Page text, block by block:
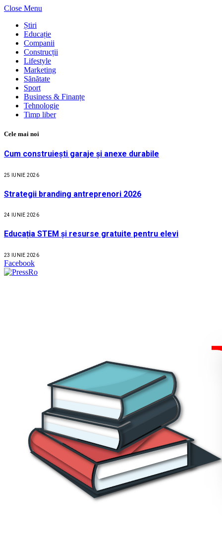
Close Menu
Știri
Educație
Companii
Construcții
Lifestyle
Marketing
Sănătate
Sport
Business & Finanțe
Tehnologie
Timp liber
Cele mai noi
Cum construiești garaje și anexe durabile
25 IUNIE 2026
Strategii branding antreprenori 2026
24 IUNIE 2026
Educația STEM și resurse gratuite pentru elevi
23 IUNIE 2026
Facebook